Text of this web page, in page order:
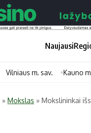
Naujausi
Vilniaus m. sav. Kauno
» Mokslas » Mokslininkai